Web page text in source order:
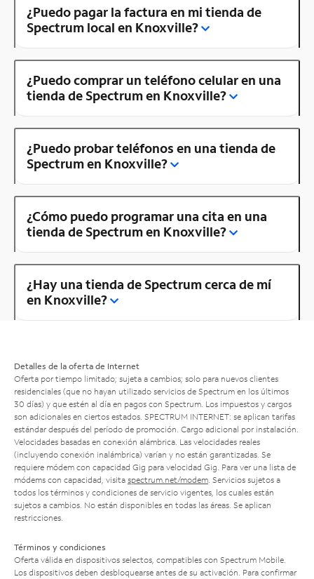
¿Puedo pagar la factura en mi tienda de
Spectrum local en Knoxville?
¿Puedo comprar un teléfono celular en una
tienda de Spectrum en Knoxville?
¿Puedo probar teléfonos en una tienda de
Spectrum en Knoxville?
¿Cómo puedo programar una cita en una
tienda de Spectrum en Knoxville?
¿Hay una tienda de Spectrum cerca de mí
en Knoxville?
Detalles de la oferta de Internet
Oferta por tiempo limitado; sujeta a cambios; solo para nuevos clientes
residenciales (que no hayan utilizado servicios de Spectrum en los últimos
30 días) y que estén al día en pagos con Spectrum. Los impuestos y cargos
son adicionales en ciertos estados. SPECTRUM INTERNET: se aplican tarifas
estándar después del período de promoción. Cargo adicional por instalación.
Velocidades basadas en conexión alámbrica. Las velocidades reales
(incluyendo conexión inalámbrica) varían y no están garantizadas. Se
requiere módem con capacidad Gig para velocidad Gig. Para ver una lista de
módems con capacidad, visita spectrum.net/modem . Servicios sujetos a
todos los términos y condiciones de servicio vigentes, los cuales están
sujetos a cambios. No están disponibles en todas las áreas. Se aplican
restricciones.
Términos y condiciones
Oferta válida en dispositivos selectos, compatibles con Spectrum Mobile.
Los dispositivos deben desbloquearse antes de su activación. Para confirmar